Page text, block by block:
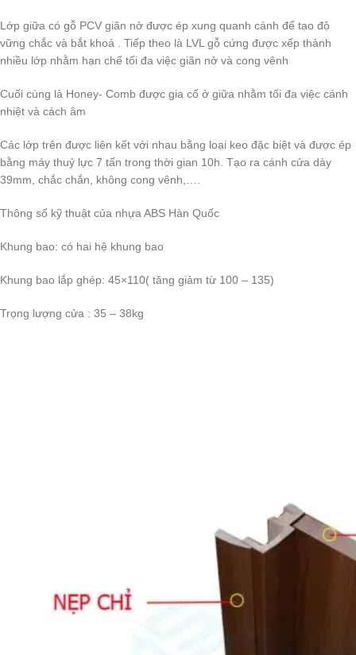
Lớp giữa có gỗ PCV giãn nở được ép xung quanh cánh để tạo độ
vững chắc và bắt khoá . Tiếp theo là LVL gỗ cứng được xếp thành
nhiều lớp nhằm hạn chế tối đa việc giãn nở và cong vênh
Cuối cùng là Honey- Comb được gia cố ở giữa nhằm tối đa việc cánh
nhiệt và cách âm
Các lớp trên được liên kết với nhau bằng loại keo đặc biệt và được ép
bằng máy thuỷ lực 7 tấn trong thời gian 10h. Tạo ra cánh cửa dày
39mm, chắc chắn, không cong vênh,….
Thông số kỹ thuật của nhựa ABS Hàn Quốc
Khung bao: có hai hệ khung bao
Khung bao lắp ghép: 45×110( tăng giảm từ 100 – 135)
Trọng lượng cửa : 35 – 38kg